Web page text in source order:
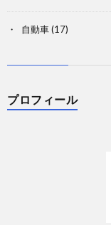
自動車(17)
プロフィール